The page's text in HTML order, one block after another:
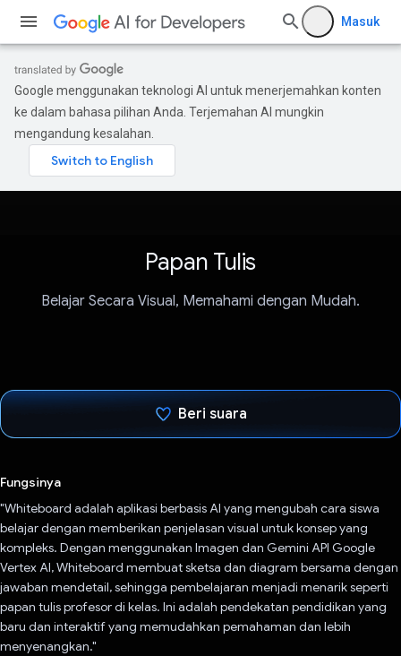
Masuk
Google menggunakan teknologi AI untuk menerjemahkan konten
ke dalam bahasa pilihan Anda. Terjemahan AI mungkin
mengandung kesalahan.
Papan Tulis
Belajar Secara Visual, Memahami dengan Mudah.
Beri suara
Fungsinya
"Whiteboard adalah aplikasi berbasis AI yang mengubah cara siswa
belajar dengan memberikan penjelasan visual untuk konsep yang
kompleks. Dengan menggunakan Imagen dan Gemini API Google
Vertex AI, Whiteboard membuat sketsa dan diagram bersama dengan
jawaban mendetail, sehingga pembelajaran menjadi menarik seperti
papan tulis profesor di kelas. Ini adalah pendekatan pendidikan yang
baru dan interaktif yang memudahkan pemahaman dan lebih
menyenangkan."